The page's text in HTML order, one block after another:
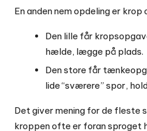
En anden nem opdeling er krop
Den lille får
hælde, lægge på plads.
Den store får
lide “sværere” spor,
Det giver mening for de fleste
kroppen ofte er foran sproget